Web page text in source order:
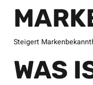
Steigert
WAS